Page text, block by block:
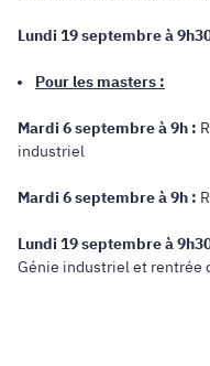
Lundi 19 septembre à
Pour les masters :
Mardi 6 septembre à 9h :
industriel
Mardi 6 septembre à 9h :
Lundi 19 septembre à
Génie industriel et rentrée